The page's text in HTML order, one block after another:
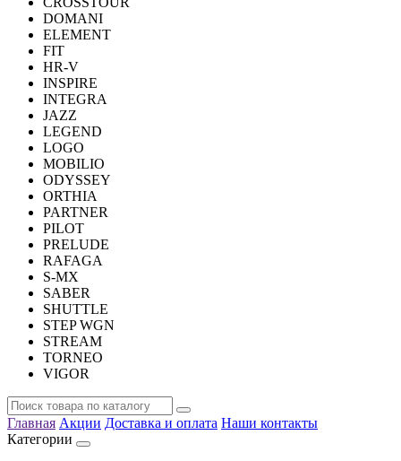
DOMANI
ELEMENT
FIT
HR-V
INSPIRE
INTEGRA
JAZZ
LEGEND
LOGO
MOBILIO
ODYSSEY
ORTHIA
PARTNER
PILOT
PRELUDE
RAFAGA
S-MX
SABER
SHUTTLE
STEP WGN
STREAM
TORNEO
VIGOR
Главная Акции Доставка и оплата Наши контакты
Категории